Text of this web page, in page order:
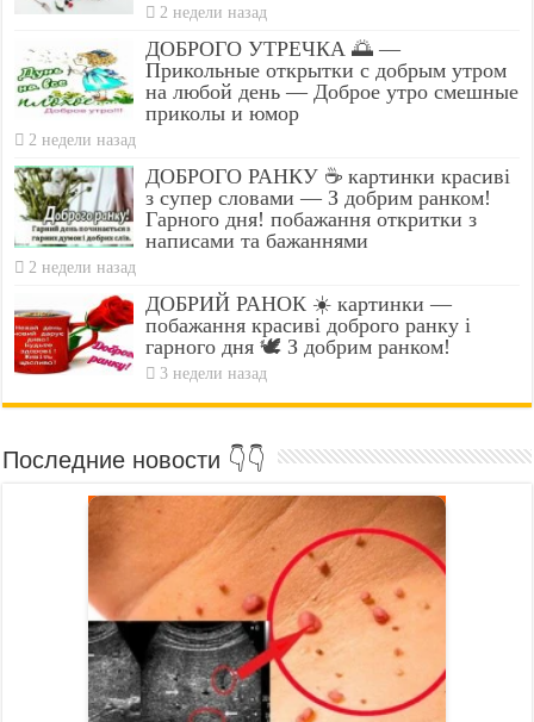
2 недели назад
ДОБРОГО УТРЕЧКА 🌅 —
Прикольные открытки с добрым утром
на любой день — Доброе утро смешные
приколы и юмор
2 недели назад
ДОБРОГО РАНКУ ☕ картинки красиві
з супер словами — З добрим ранком!
Гарного дня! побажання откритки з
написами та бажаннями
2 недели назад
ДОБРИЙ РАНОК ☀️ картинки —
побажання красиві доброго ранку і
гарного дня 🕊️ З добрим ранком!
3 недели назад
Последние новости 👇👇